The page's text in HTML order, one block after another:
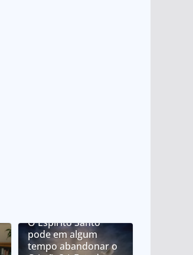
O Espírito Santo
pode em algum
tempo abandonar o